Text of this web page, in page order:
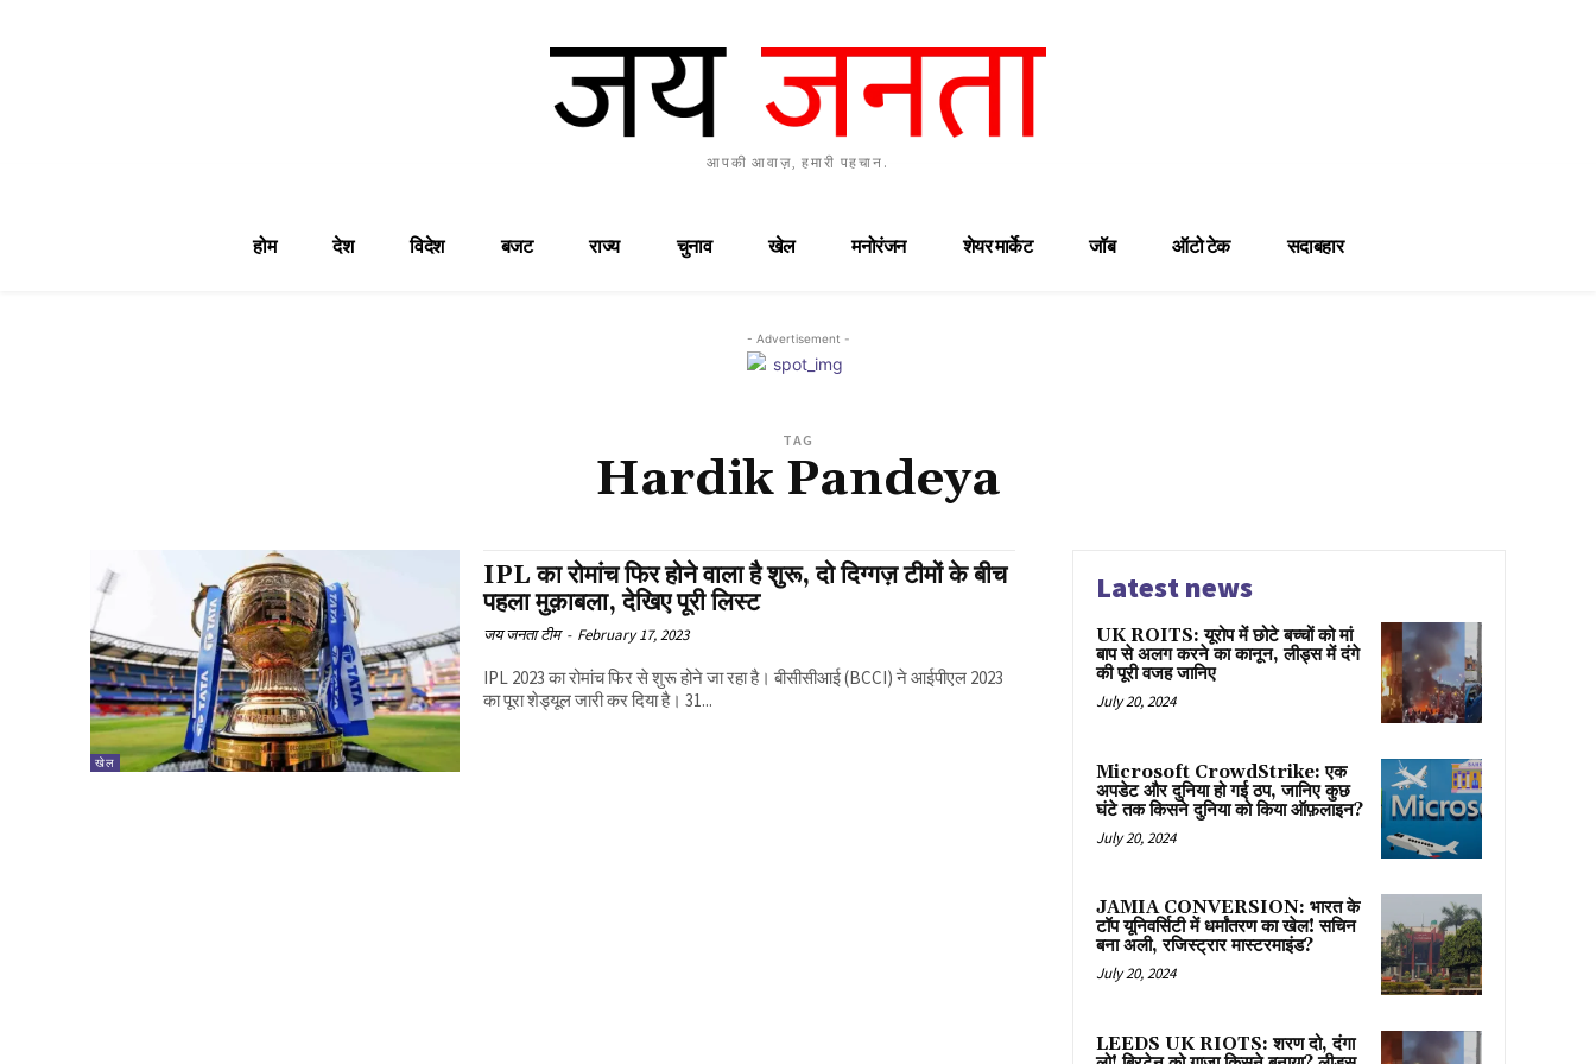
आपकी आवाज़, हमारी पहचान.
होम देश विदेश बजट राज्य चुनाव खेल मनोरंजन शेयर मार्केट जॉब ऑटो टेक सदाबहार
- Advertisement -
TAG
Hardik Pandeya
खेल
IPL का रोमांच फिर होने वाला है शुरू, दो दिग्गज़ टीमों के बीच
पहला मुक़ाबला, देखिए पूरी लिस्ट
जय जनता टीम - February 17, 2023
IPL 2023 का रोमांच फिर से शुरू होने जा रहा है। बीसीसीआई (BCCI) ने आईपीएल 2023
का पूरा शेड्यूल जारी कर दिया है। 31...
Latest news
UK ROITS: यूरोप में छोटे बच्चों को मां
बाप से अलग करने का कानून, लीड्स में दंगे
की पूरी वजह जानिए
July 20, 2024
Microsoft CrowdStrike: एक
अपडेट और दुनिया हो गई ठप, जानिए कुछ
घंटे तक किसने दुनिया को किया ऑफ़लाइन?
July 20, 2024
JAMIA CONVERSION: भारत के
टॉप यूनिवर्सिटी में धर्मांतरण का खेल! सचिन
बना अली, रजिस्ट्रार मास्टरमाइंड?
July 20, 2024
LEEDS UK RIOTS: शरण दो, दंगा